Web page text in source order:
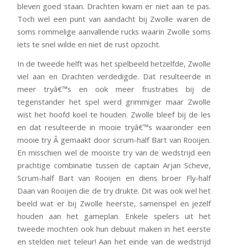
bleven goed staan. Drachten kwam er niet aan te pas.
Toch wel een punt van aandacht bij Zwolle waren de
soms rommelige aanvallende rucks waarin Zwolle soms
iets te snel wilde en niet de rust opzocht.
In de tweede helft was het spelbeeld hetzelfde, Zwolle
viel aan en Drachten verdedigde. Dat resulteerde in
meer tryâ€™s en ook meer frustraties bij de
tegenstander het spel werd grimmiger maar Zwolle
wist het hoofd koel te houden. Zwolle bleef bij de les
en dat resulteerde in mooie tryâ€™s waaronder een
mooie try Â gemaakt door scrum-half Bart van Rooijen.
En misschien wel de mooiste try van de wedstrijd een
prachtige combinatie tussen de captain Arjan Scheve,
Scrum-half Bart van Rooijen en diens broer Fly-half
Daan van Rooijen die de try drukte. Dit was ook wel het
beeld wat er bij Zwolle heerste, samenspel en jezelf
houden aan het gameplan. Enkele spelers uit het
tweede mochten ook hun debuut maken in het eerste
en stelden niet teleur! Aan het einde van de wedstrijd